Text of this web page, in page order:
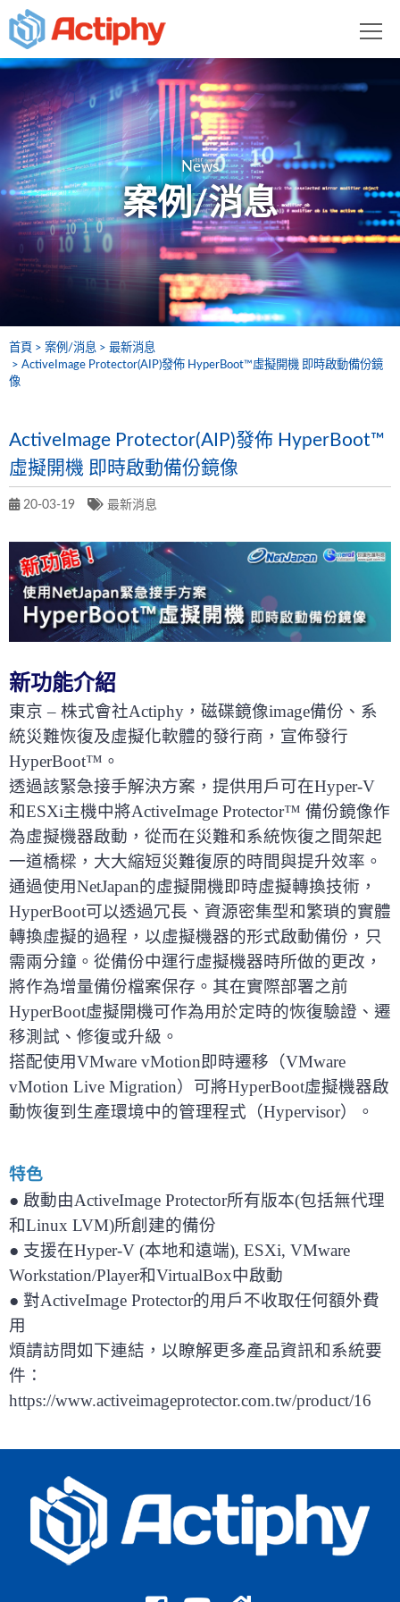
News
案例/消息
首頁 案例/消息
最新消息
ActiveImage Protector(AIP)發佈 HyperBoot™虛擬開機 即時啟動備份鏡
像
ActiveImage Protector(AIP)發佈 HyperBoot™
虛擬開機 即時啟動備份鏡像
20-03-19 最新消息
新功能介紹
東京 – 株式會社Actiphy，磁碟鏡像image備份、系
統災難恢復及虛擬化軟體的發行商，宣佈發行
HyperBoot™。
透過該緊急接手解決方案，提供用戶可在Hyper-V
和ESXi主機中將ActiveImage Protector™ 備份鏡像作
為虛擬機器啟動，從而在災難和系統恢復之間架起
一道橋樑，大大縮短災難復原的時間與提升效率。
通過使用NetJapan的虛擬開機即時虛擬轉換技術，
HyperBoot可以透過冗長、資源密集型和繁瑣的實體
轉換虛擬的過程，以虛擬機器的形式啟動備份，只
需兩分鐘。從備份中運行虛擬機器時所做的更改，
將作為增量備份檔案保存。其在實際部署之前
HyperBoot虛擬開機可作為用於定時的恢復驗證、遷
移測試、修復或升級。
搭配使用VMware vMotion即時遷移（VMware
vMotion Live Migration）可將HyperBoot虛擬機器啟
動恢復到生產環境中的管理程式（Hypervisor）。
特色
● 啟動由ActiveImage Protector所有版本(包括無代理
和Linux LVM)所創建的備份
● 支援在Hyper-V (本地和遠端), ESXi, VMware
Workstation/Player和VirtualBox中啟動
● 對ActiveImage Protector的用戶不收取任何額外費
用
煩請訪問如下連結，以瞭解更多產品資訊和系統要
件：
https://www.activeimageprotector.com.tw/product/16